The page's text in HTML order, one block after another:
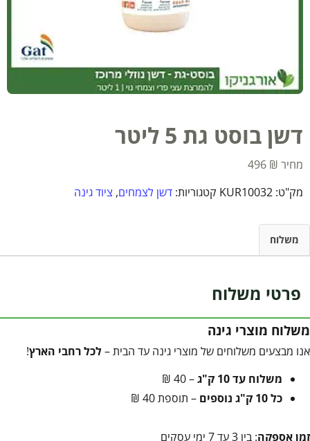
דשן בוסט גת 5 ליטר
496 ₪
מק"ט: KUR10032 קטגוריות: דשן לצמחים, ציוד גינה
משלוח
פרטי משלוח
משלוח מוצרי גינה
אנו מבצעים משלוחים של מוצרי גינה עד הבית –לכל רחבי הארץ!
משלוח עד 10 ק"ג
– 40 ₪
כל 10 ק"ג נוספים
– תוספת 40 ₪
זמן אספקה: בין 3 עד 7 ימי עסקים